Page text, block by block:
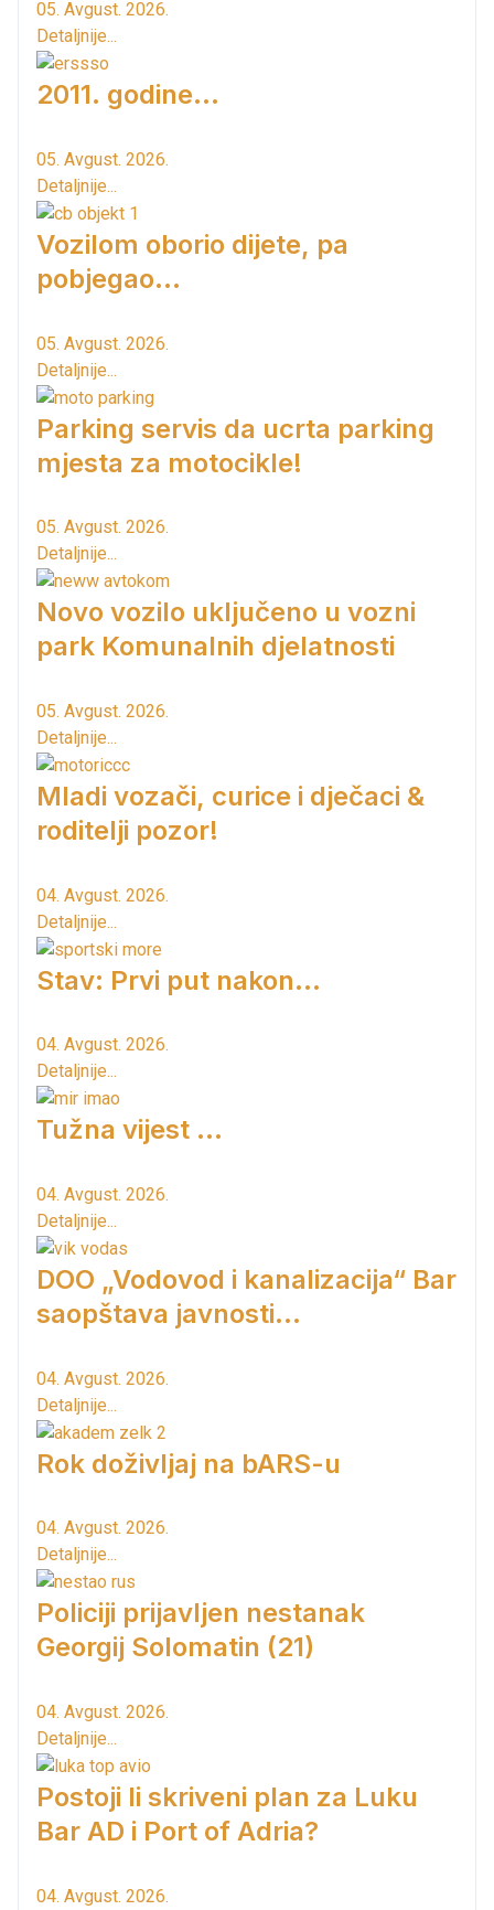
05. Avgust. 2026.
Detaljnije...
2011. godine...
05. Avgust. 2026.
Detaljnije...
Vozilom oborio dijete, pa
pobjegao...
05. Avgust. 2026.
Detaljnije...
Parking servis da ucrta parking
mjesta za motocikle!
05. Avgust. 2026.
Detaljnije...
Novo vozilo uključeno u vozni
park Komunalnih djelatnosti
05. Avgust. 2026.
Detaljnije...
Mladi vozači, curice i dječaci &
roditelji pozor!
04. Avgust. 2026.
Detaljnije...
Stav: Prvi put nakon…
04. Avgust. 2026.
Detaljnije...
Tužna vijest ...
04. Avgust. 2026.
Detaljnije...
DOO „Vodovod i kanalizacija“ Bar
saopštava javnosti...
04. Avgust. 2026.
Detaljnije...
Rok doživljaj na bARS-u
04. Avgust. 2026.
Detaljnije...
Policiji prijavljen nestanak
Georgij Solomatin (21)
04. Avgust. 2026.
Detaljnije...
Postoji li skriveni plan za Luku
Bar AD i Port of Adria?
04. Avgust. 2026.